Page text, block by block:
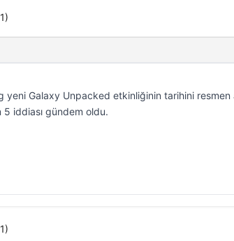
yeni Galaxy Unpacked etkinliğinin tarihini
5 iddiası gündem oldu.